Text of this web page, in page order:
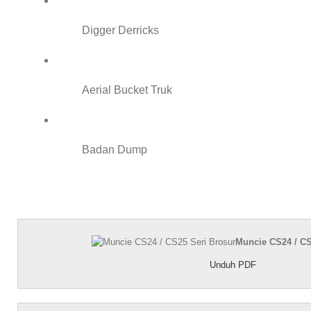
Digger Derricks
Aerial Bucket Truk
Badan Dump
Muncie CS24 /
Unduh PDF